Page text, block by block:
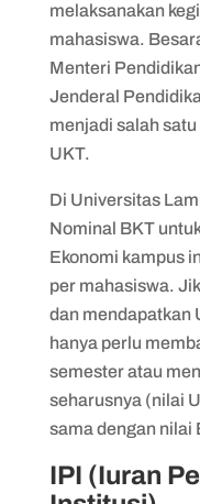
melaksanakan
mahasiswa.
Menteri
Jenderal
menjadi salah
UKT.
Di Universitas
Nominal BKT
Ekonomi kampus
per mahasiswa.
dan mendapatkan
hanya perlu
semester atau
seharusnya (nilai
sama dengan nilai
IPI (Iuran